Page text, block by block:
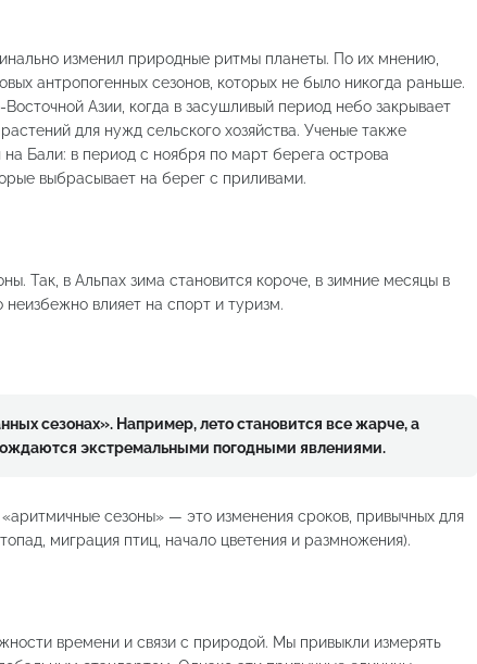
изменил природные ритмы планеты. По их мнению,
антропогенных сезонов, которых не было никогда раньше.
Азии, когда в засушливый период небо закрывает
для нужд сельского хозяйства. Ученые также
Бали: в период с ноября по март берега острова
выбрасывает на берег с приливами.
Так, в Альпах зима становится короче, в зимние месяцы в
влияет на спорт и туризм.
сезонах». Например, лето становится все жарче, а
экстремальными погодными явлениями.
сезоны» — это изменения сроков, привычных для
миграция птиц, начало цветения и размножения).
времени и связи с природой. Мы привыкли измерять